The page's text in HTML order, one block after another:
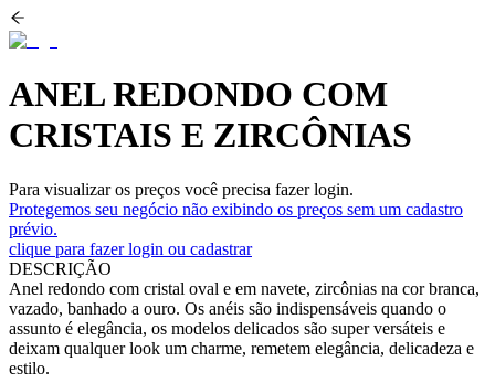
ANEL REDONDO COM
CRISTAIS E ZIRCÔNIAS
Para visualizar os preços você precisa fazer login.
Protegemos seu negócio não exibindo os preços sem um cadastro
prévio.
clique para fazer login ou cadastrar
DESCRIÇÃO
Anel redondo com cristal oval e em navete, zircônias na cor branca,
vazado, banhado a ouro. Os anéis são indispensáveis quando o
assunto é elegância, os modelos delicados são super versáteis e
deixam qualquer look um charme, remetem elegância, delicadeza e
estilo.